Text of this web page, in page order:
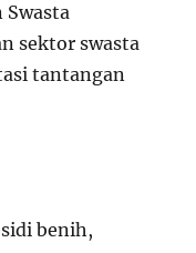
Swasta
sektor swasta
tantangan
benih,